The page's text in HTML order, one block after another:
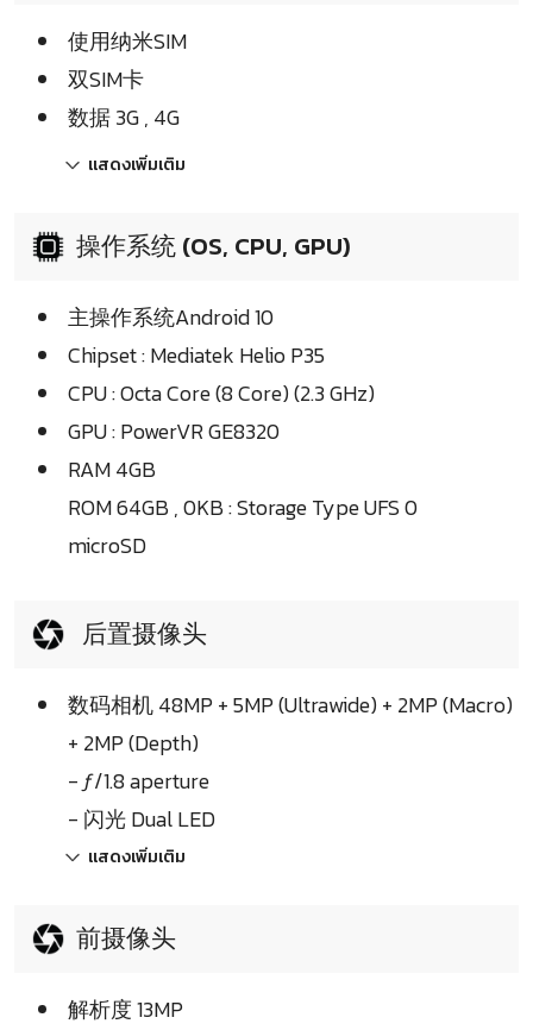
使用纳米SIM
双SIM卡
数据 3G , 4G
แสดงเพิ่มเติม
操作系统 (OS, CPU, GPU)
主操作系统Android 10
Chipset : Mediatek Helio P35
CPU : Octa Core (8 Core) (2.3 GHz)
GPU : PowerVR GE8320
RAM 4GB
ROM 64GB , 0KB : Storage Type UFS 0
microSD
后置摄像头
数码相机 48MP + 5MP (Ultrawide) + 2MP (Macro)
+ 2MP (Depth)
- ƒ/1.8 aperture
- 闪光 Dual LED
แสดงเพิ่มเติม
前摄像头
解析度 13MP